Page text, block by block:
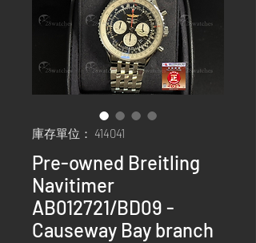
庫存單位： 414041
Pre-owned Breitling
Navitimer
AB012721/BD09 -
Causeway Bay branch